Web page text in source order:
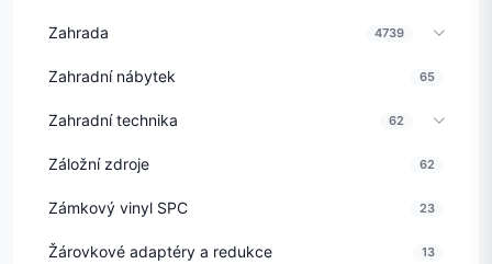
Zahrada 4739
Zahradní nábytek 65
Zahradní technika 62
Záložní zdroje 62
Zámkový vinyl SPC 23
Žárovkové adaptéry a redukce 13